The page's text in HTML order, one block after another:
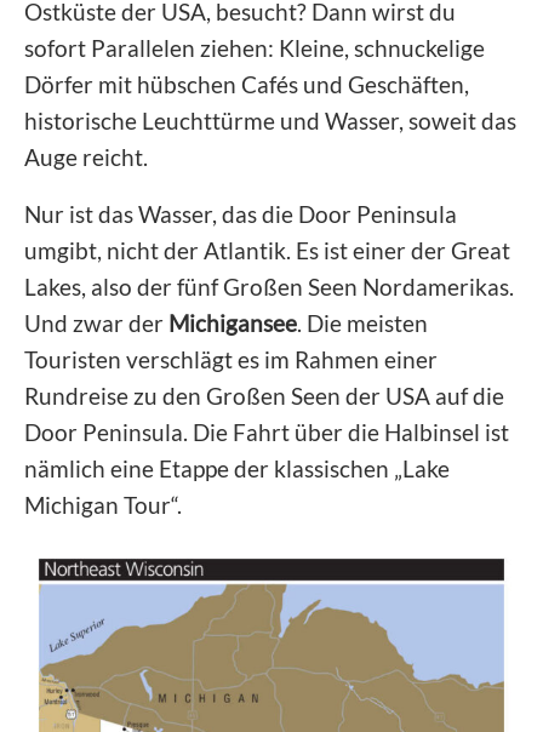
Ostküste der USA, besucht? Dann wirst du
sofort Parallelen ziehen: Kleine, schnuckelige
Dörfer mit hübschen Cafés und Geschäften,
historische Leuchttürme und Wasser, soweit das
Auge reicht.
Nur ist das Wasser, das die Door Peninsula
umgibt, nicht der Atlantik. Es ist einer der Great
Lakes, also der fünf Großen Seen Nordamerikas.
Und zwar der Michigansee. Die meisten
Touristen verschlägt es im Rahmen einer
Rundreise zu den Großen Seen der USA auf die
Door Peninsula. Die Fahrt über die Halbinsel ist
nämlich eine Etappe der klassischen „Lake
Michigan Tour“.